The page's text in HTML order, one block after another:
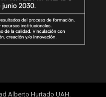
Alberto Hurtado UAH.